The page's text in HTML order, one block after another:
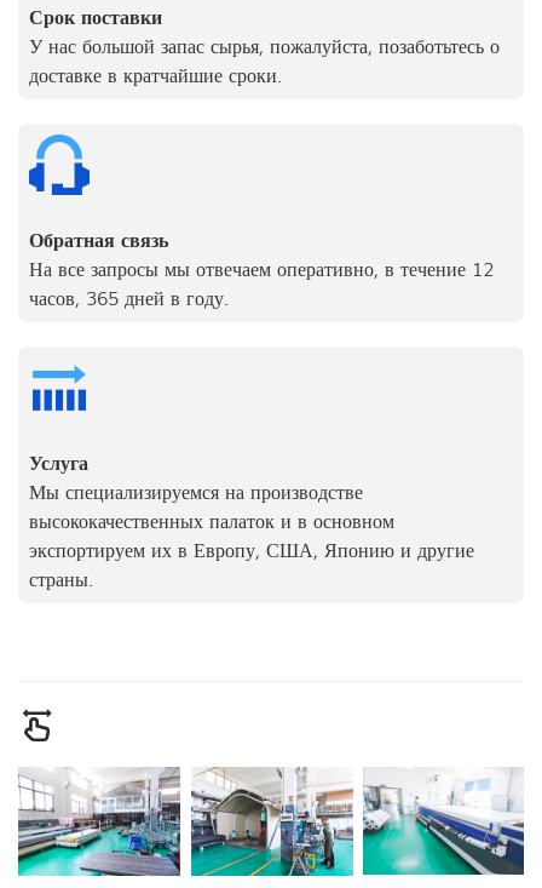
Срок поставки
У нас большой запас сырья, пожалуйста, позаботьтесь о
доставке в кратчайшие сроки.
Обратная связь
На все запросы мы отвечаем оперативно, в течение 12
часов, 365 дней в году.
Услуга
Мы специализируемся на производстве
высококачественных палаток и в основном
экспортируем их в Европу, США, Японию и другие
страны.